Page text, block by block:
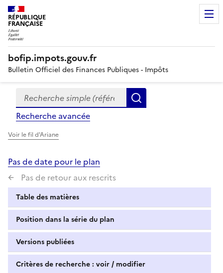
RÉPUBLIQUE
FRANÇAISE
bofip.impots.gouv.fr
Bulletin Officiel des Finances Publiques - Impôts
Formulaire
de
recherche
Recherche simple (références, mots clés, partie du
Recherche avancée
Voir le fil d'Ariane
Pas de date pour le plan
Pas de retour aux rescrits
Table des matières
Position dans la série du plan
Versions publiées
Critères de recherche : voir / modifier